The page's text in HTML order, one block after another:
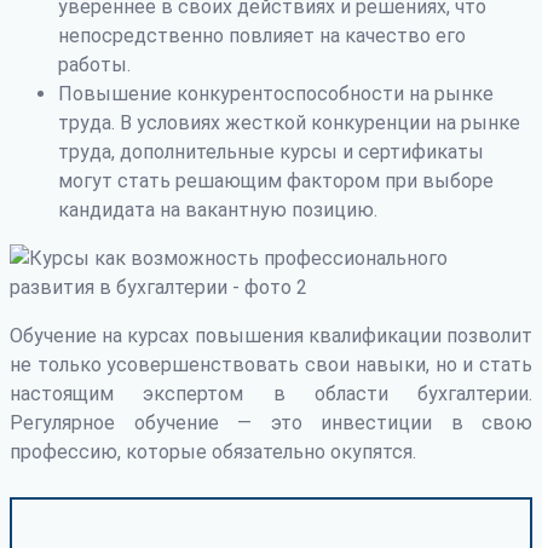
увереннее в своих действиях и решениях, что
непосредственно повлияет на качество его
работы.
Повышение конкурентоспособности на рынке
труда. В условиях жесткой конкуренции на рынке
труда, дополнительные курсы и сертификаты
могут стать решающим фактором при выборе
кандидата на вакантную позицию.
Обучение на курсах повышения квалификации позволит
не только усовершенствовать свои навыки, но и стать
настоящим экспертом в области бухгалтерии.
Регулярное обучение — это инвестиции в свою
профессию, которые обязательно окупятся.